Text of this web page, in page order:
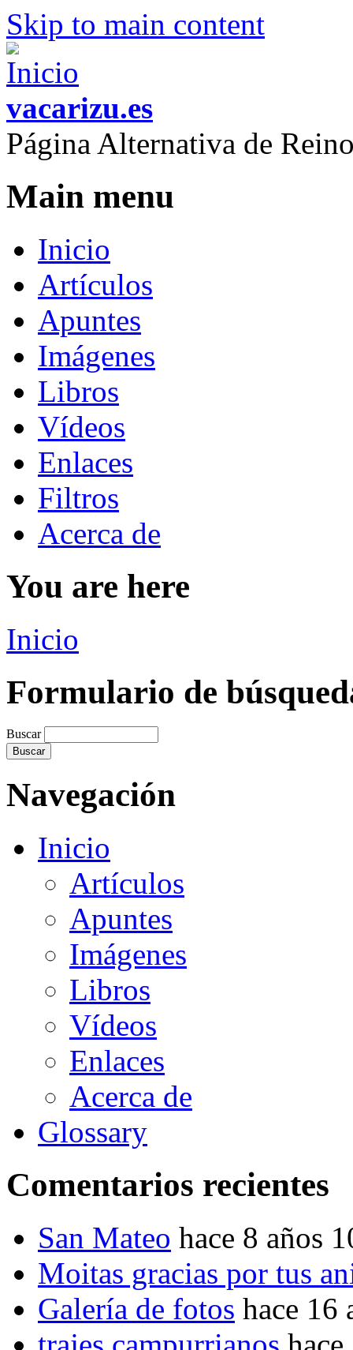
Skip to main content
vacarizu.es
Página Alternativa de
Main menu
Inicio
Artículos
Apuntes
Imágenes
Libros
Vídeos
Enlaces
Filtros
Acerca de
You are here
Inicio
Formulario de
Buscar
Navegación
Inicio
Artículos
Apuntes
Imágenes
Libros
Vídeos
Enlaces
Acerca de
Glossary
Comentarios recientes
San Mateo hace 8 años
Moitas gracias por tus
Galería de fotos hace 16